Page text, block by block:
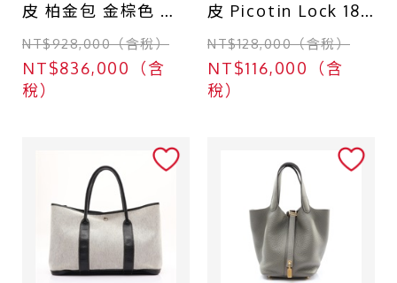
皮 柏金包 金棕色 金
扣 Z刻 手提包
【HERMES 愛馬
仕】 H041344CC37
NT$928,000（含稅）
NT$836,000（含
稅）
皮 Picotin Lock 18
手提包 B刻 (無鑰匙)
【HERMES 愛馬
仕】 H056289CC
NT$128,000（含稅）
NT$116,000（含
稅）